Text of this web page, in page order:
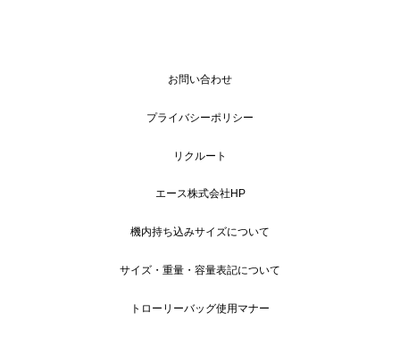
お問い合わせ
プライバシーポリシー
リクルート
エース株式会社HP
機内持ち込みサイズについて
サイズ・重量・容量表記について
トローリーバッグ使用マナー